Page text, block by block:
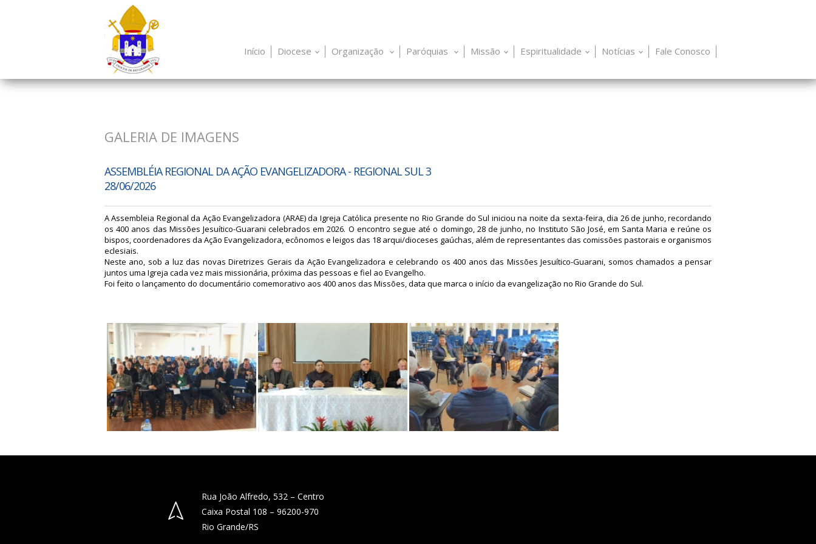
Início Diocese Organização Paróquias Missão Espiritualidade Notícias Fale Conosco
GALERIA DE IMAGENS
ASSEMBLÉIA REGIONAL DA AÇÃO EVANGELIZADORA - REGIONAL SUL 3
28/06/2026
A Assembleia Regional da Ação Evangelizadora (ARAE) da Igreja Católica presente no Rio Grande do Sul iniciou na noite da sexta-feira, dia 26 de junho, recordando
os 400 anos das Missões Jesuítico-Guarani celebrados em 2026. O encontro segue até o domingo, 28 de junho, no Instituto São José, em Santa Maria e reúne os
bispos, coordenadores da Ação Evangelizadora, ecônomos e leigos das 18 arqui/dioceses gaúchas, além de representantes das comissões pastorais e organismos
eclesiais.
Neste ano, sob a luz das novas Diretrizes Gerais da Ação Evangelizadora e celebrando os 400 anos das Missões Jesuítico-Guarani, somos chamados a pensar
juntos uma Igreja cada vez mais missionária, próxima das pessoas e fiel ao Evangelho.
Foi feito o lançamento do documentário comemorativo aos 400 anos das Missões, data que marca o início da evangelização no Rio Grande do Sul.
Rua João Alfredo, 532 – Centro
Caixa Postal 108 – 96200-970
Rio Grande/RS